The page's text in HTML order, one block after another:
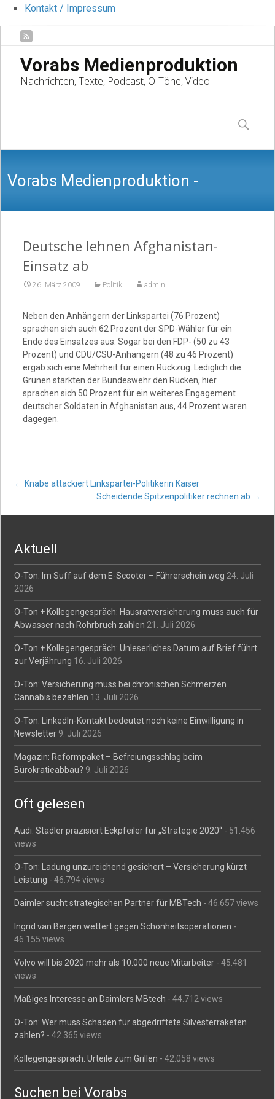
Kontakt / Impressum
Vorabs Medienproduktion
Nachrichten, Texte, Podcast, O-Töne, Video
content
Suchen
nach:
Vorabs Medienproduktion -
Nachrichten, Texte, Podcast, O-Töne,
Deutsche lehnen Afghanistan-
Einsatz ab
26. März 2009 Politik admin
Neben den Anhängern der Linkspartei (76 Prozent)
sprachen sich auch 62 Prozent der SPD-Wähler für ein
Ende des Einsatzes aus. Sogar bei den FDP- (50 zu 43
Prozent) und CDU/CSU-Anhängern (48 zu 46 Prozent)
ergab sich eine Mehrheit für einen Rückzug. Lediglich die
Grünen stärkten der Bundeswehr den Rücken, hier
sprachen sich 50 Prozent für ein weiteres Engagement
deutscher Soldaten in Afghanistan aus, 44 Prozent waren
dagegen.
Post
← Knabe attackiert Linkspartei-Politikerin Kaiser
Scheidende Spitzenpolitiker rechnen ab →
Aktuell
O-Ton: Im Suff auf dem E-Scooter – Führerschein weg 24. Juli
2026
O-Ton + Kollegengespräch: Hausratversicherung muss auch für
Abwasser nach Rohrbruch zahlen 21. Juli 2026
O-Ton + Kollegengespräch: Unleserliches Datum auf Brief führt
zur Verjährung 16. Juli 2026
O-Ton: Versicherung muss bei chronischen Schmerzen
Cannabis bezahlen 13. Juli 2026
O-Ton: LinkedIn-Kontakt bedeutet noch keine Einwilligung in
Newsletter 9. Juli 2026
Magazin: Reformpaket – Befreiungsschlag beim
Bürokratieabbau? 9. Juli 2026
Oft gelesen
Audi: Stadler präzisiert Eckpfeiler für „Strategie 2020“ - 51.456
views
O-Ton: Ladung unzureichend gesichert – Versicherung kürzt
Leistung - 46.794 views
Daimler sucht strategischen Partner für MBTech - 46.657 views
Ingrid van Bergen wettert gegen Schönheitsoperationen -
46.155 views
Volvo will bis 2020 mehr als 10.000 neue Mitarbeiter - 45.481
views
Mäßiges Interesse an Daimlers MBtech - 44.712 views
O-Ton: Wer muss Schaden für abgedriftete Silvesterraketen
zahlen? - 42.365 views
Kollegengespräch: Urteile zum Grillen - 42.058 views
Suchen bei Vorabs